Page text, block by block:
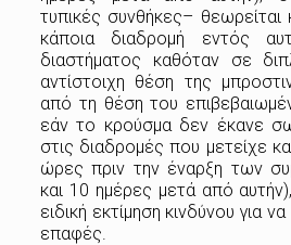
τυπικές συνθήκες–
κάποια διαδρομή εντός
διαστήματος καθόταν σε
αντίστοιχη θέση της
από τη θέση του
εάν το κρούσμα δεν έκανε
στις διαδρομές που μετείχε
ώρες πριν την έναρξη των
και 10 ημέρες μετά από
ειδική εκτίμηση κινδύνου για
επαφές.